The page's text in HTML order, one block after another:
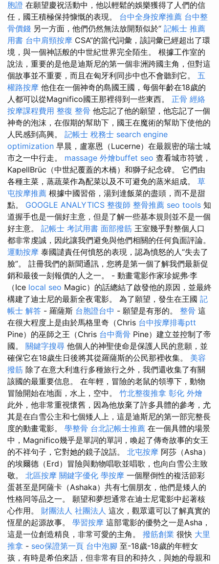
胞證 在願望慶祝活動中，他以輕鬆的娛樂獲得了人們的信
任，國王積極保持慷慨的表現。 台中全身按摩推薦 台中整
骨價錢 另一方面，他們仍然無法放開類似於“ 記帳士 推薦
用書 台中肩頸按摩 CSA”的當代詞彙，該詞彙已經超出了環
境，與一個神話般的中世紀世界完全陌生。 根據工作室的
說法，重要的是他是迪斯尼的第一個非洲跨國主角，但對這
個故事並不重要，而且在匈牙利同步中也不會聽到它。 五
權路按摩 他住在一個神奇的島國王國，每個年齡在18歲的
人都可以從Magnifico國王那裡得到一些東西。 正骨 經絡
按摩課程費用 整復 整骨 他忘記了他的願望，他忘記了一個
神奇的泡沫，在假期的幫助下，國王在魔術的幫助下使他的
人民感到高興。 記帳士 稅務士 search engine
optimization 早晨，盧塞恩（Lucerne）在最親密的瑞士城
市之一中行走。 massage 外燴buffet seo 查看城市符號，
KapellBrüc（中世紀覆蓋的木橋）和獅子紀念碑。 它們由
各種主菜，蒸蔬菜作為配菜以及不可避免的蒸米組成。 草
屯按摩推薦 根據中國習俗，湯到達飯菜的盡頭，而不是甜
點。 GOOGLE ANALYTICS 整復師 整骨推薦 seo tools 知
道握手也是一個好主意，但是了解一些基本規則並不是一個
好主意。 記帳士 考試用書 面部撥筋 王室幾乎對整個人口
都非常虔誠，因此讓我們避免與他們相關的任何負面評論。
運動按摩 泰國譴責任何憤怒的表現，認為憤怒的人“失去了
臉”。 註冊我們的新聞通訊，您將是第一個了解我們最新促
銷和最後一刻報價的人之一。 - 動畫電影作家珍妮弗·李
（Ice local seo Magic）的話總結了啟發他的原因，並最終
構建了迪士尼的最新全夜電影。 為了願望，發生在王國 記
帳士 解答 - 羅薩斯 台胞證台中 - 願望是有形的。 整骨 這
在很大程度上是由於馬格里奇（Chris 台中按摩排毒ptt
Pine）的巫師之王（Chris 台中喬骨 Pine）建立並控制了帝
國。 關鍵字搜尋 他個人的神聖使命是保護人民的意願，並
確保它在18歲生日後將其從羅薩斯的公民那裡收集。 美容
撥筋 除了在意大利進行多種旅行之外，我們還收集了有關
該國的最重要信息。 在年輕，冒險的老鼠的領導下，動物
冒險開始在地面，水上，空中。 竹北整復推拿 彰化 外燴
此外，他非常重視懷舊，因為他放棄了許多具體的參考，尤
其是在白雪公主和七個矮人上，這是迪斯尼的第一部完整長
度的動畫電影。 學整骨 台北記帳士推薦 在一個具體的場景
中，Magnifico幾乎是單詞的單詞，喚起了傳奇故事的女王
的不祥句子，它對她的鏡子說話。 北屯按摩 阿莎（Asha）
的埃爾德（Erd）冒險與動物唱歌並唱歌，也向白雪公主致
敬。 北區按摩 關鍵字優化 學按摩 一個壓倒性的複活節彩
蛋甚至是阿薩卡（Ashaka）共有七個朋友，他們是矮人的
性格同等品之一。 願望和夢想通常在迪士尼電影中起著核
心作用。 財團法人 社團法人 這次，觀眾還可以了解真實的
恆星的起源故事。 學習按摩 這部電影的優勢之一是Asha，
這是一位創造精良，非常可愛的主角。 撥筋創業 很快 大里
推拿 - seo保證第一頁 台中泡腳 至-18歲-18歲的年輕女
孩，有時是希伯來語，但非常有目的和持久，與她的母親和